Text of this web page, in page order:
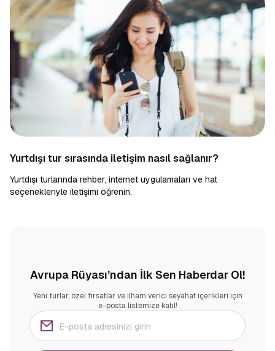
Yurtdışı tur sırasında iletişim nasıl sağlanır?
Yurtdışı turlarında rehber, internet uygulamaları ve hat
seçenekleriyle iletişimi öğrenin.
Avrupa Rüyası’ndan İlk Sen Haberdar Ol!
Yeni turlar, özel fırsatlar ve ilham verici seyahat içerikleri için
e-posta listemize katıl!